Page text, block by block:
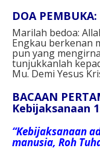
DOA PEMBUKA:
Marilah bedoa:
Engkau berkenan
pun yang
tunjukkanlah
Mu.Demi Yesus
BACAAN
Kebijaksanaan
“Kebijaksanaan
manusia, Roh